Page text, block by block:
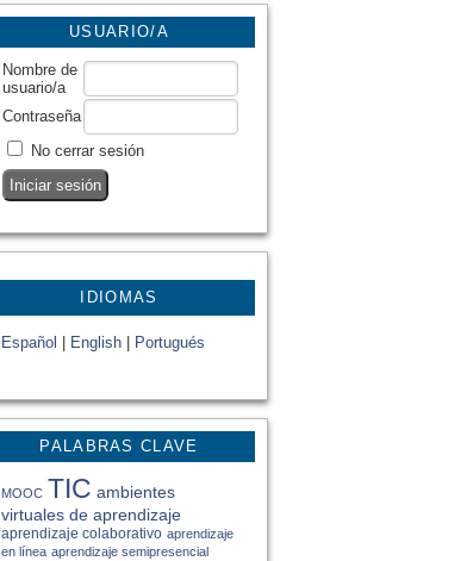
USUARIO/A
Nombre de
usuario/a
Contraseña
No cerrar sesión
IDIOMAS
Español English Portugués
PALABRAS CLAVE
MOOC TIC ambientes
virtuales de aprendizaje
aprendizaje colaborativo aprendizaje
en línea aprendizaje semipresencial